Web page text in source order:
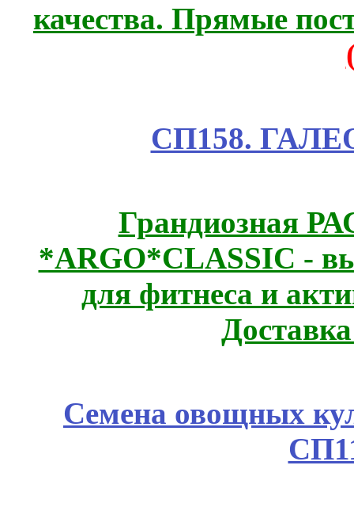
качества. Прямые
СП158.
Грандиозная
*ARGO*CLASSIC -
для фитнеса и
Семена овощных